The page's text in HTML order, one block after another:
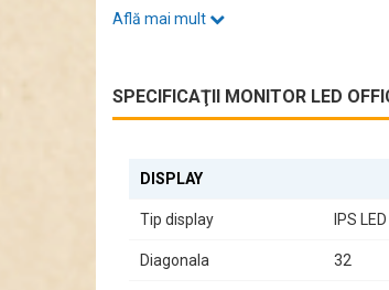
verticală de 75 Hz contribuie la o
Monitorul OptimX MT32J-1 vine
soluția ideală pentru nevoile
Cu o dimensiune a punctului de
Un Partener Ideal pentru Birou
Fie că sunteți profesionist sau
Află mai mult
SPECIFICAŢII MONITOR LED
DISPLAY
Tip display IPS LED
Diagonala 32